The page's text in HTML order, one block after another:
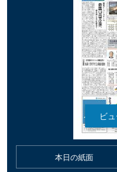
本日の紙面